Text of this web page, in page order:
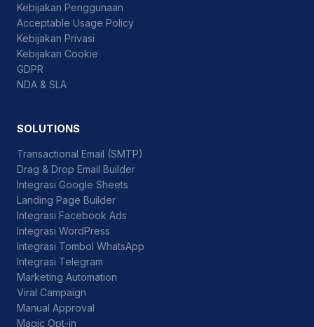
Kebijakan Penggunaan
Acceptable Usage Policy
Kebijakan Privasi
Kebijakan Cookie
GDPR
NDA & SLA
SOLUTIONS
Transactional Email (SMTP)
Drag & Drop Email Builder
Integrasi Google Sheets
Landing Page Builder
Integrasi Facebook Ads
Integrasi WordPress
Integrasi Tombol WhatsApp
Integrasi Telegram
Marketing Automation
Viral Campaign
Manual Approval
Magic Opt-in